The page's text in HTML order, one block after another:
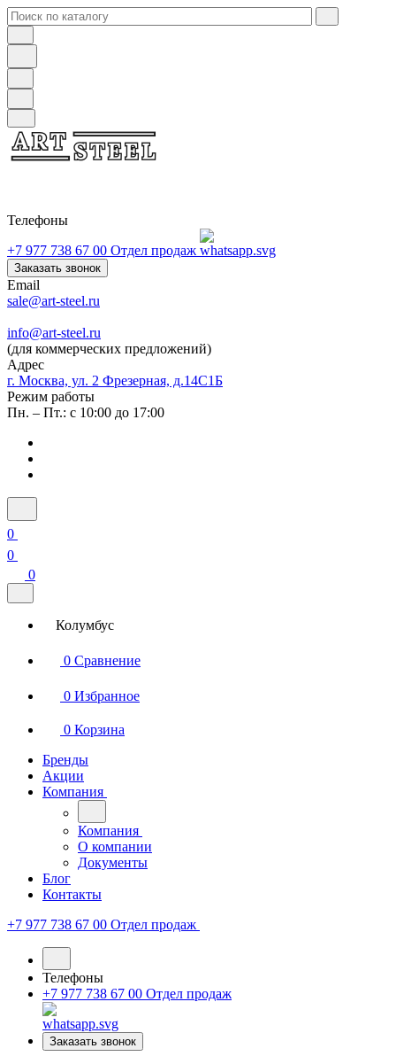
Телефоны
+7 977 738 67 00 Отдел продаж
Заказать звонок
Email
sale@art-steel.ru
info@art-steel.ru
(для коммерческих предложений)
Адрес
г. Москва, ул. 2 Фрезерная, д.14С1Б
Режим работы
Пн. – Пт.: с 10:00 до 17:00
0
0
0
Колумбус
0 Сравнение
0 Избранное
0 Корзина
Бренды
Акции
Компания
Компания
О компании
Документы
Блог
Контакты
+7 977 738 67 00 Отдел продаж
Телефоны
+7 977 738 67 00 Отдел продаж
Заказать звонок